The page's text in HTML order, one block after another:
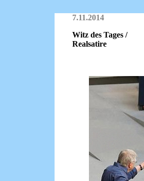
7.11.2014
Witz des Tages /
Realsatire